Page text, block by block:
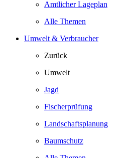
Amtlicher Lageplan
Alle Themen
Umwelt & Verbraucher
Zurück
Umwelt
Jagd
Fischerprüfung
Landschaftsplanung
Baumschutz